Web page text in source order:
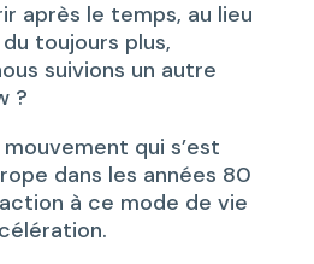
après le temps, au lieu
toujours plus,
suivions un autre
?
mouvement qui s’est
dans les années 80
à ce mode de vie